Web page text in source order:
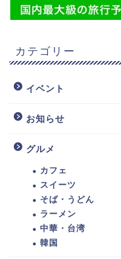
カテゴリー
イベント
お知らせ
グルメ
カフェ
スイーツ
そば・うどん
ラーメン
中華・台湾
韓国